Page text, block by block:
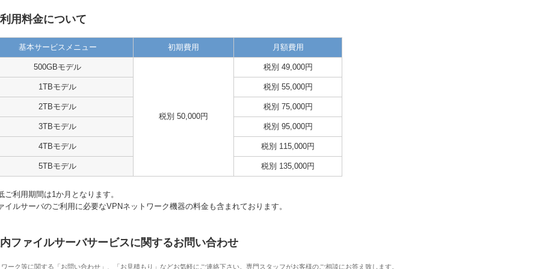
用料金について
基本サービスメニュー 初期費用 月額費用
500GBモデル
税別 50,000円
税別 49,000円
1TBモデル 税別 55,000円
2TBモデル 税別 75,000円
3TBモデル 税別 95,000円
4TBモデル 税別 115,000円
5TBモデル 税別 135,000円
ご利用期間は1か月となります。
イルサーバのご利用に必要なVPNネットワーク機器の料金も含まれております。
ファイルサーバサービスに関するお問い合わせ
ワーク等に関する「お問い合わせ」、「お見積もり」などお気軽にご連絡下さい。専門スタッフがお客様のご相談にお答え致します。